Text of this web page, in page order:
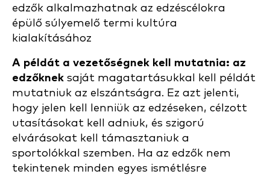
edzők alkalmazhatnak az edzéscélokra
épülő súlyemelő termi kultúra
kialakításához
A példát a vezetőségnek kell mutatnia: az
edzőknek saját magatartásukkal kell példát
mutatniuk az elszántságra. Ez azt jelenti,
hogy jelen kell lenniük az edzéseken, célzott
utasításokat kell adniuk, és szigorú
elvárásokat kell támasztaniuk a
sportolókkal szemben. Ha az edzők nem
tekintenek minden egyes ismétlésre